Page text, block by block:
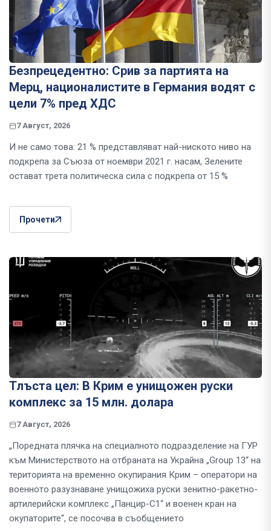
Безпрецедентно: Срив за партията на
Мерц, националистите в Германия водят с
цели 7% пред ХДС
7 Август, 2026
И не само това: 21 % представляват най-ниското ниво на
подкрепа за Съюза от ноември 2021 г. насам, Зелените
остават трета политическа сила с подкрепа от 15 %
Прочети
Тлъста цел: В Крим е унищожен руски
комплекс за 15 млн. долара
7 Август, 2026
„Поредната плячка на специалното подразделение на ГУР
към Министерството на отбраната на Украйна „Group 13“ на
територията на временно окупирания Крим – оператори на
военното разузнаване унищожиха руски зенитно-ракетно-
артилерийски комплекс „Панцир-С1“ и военен кран на
окупаторите“, се посочва в съобщението